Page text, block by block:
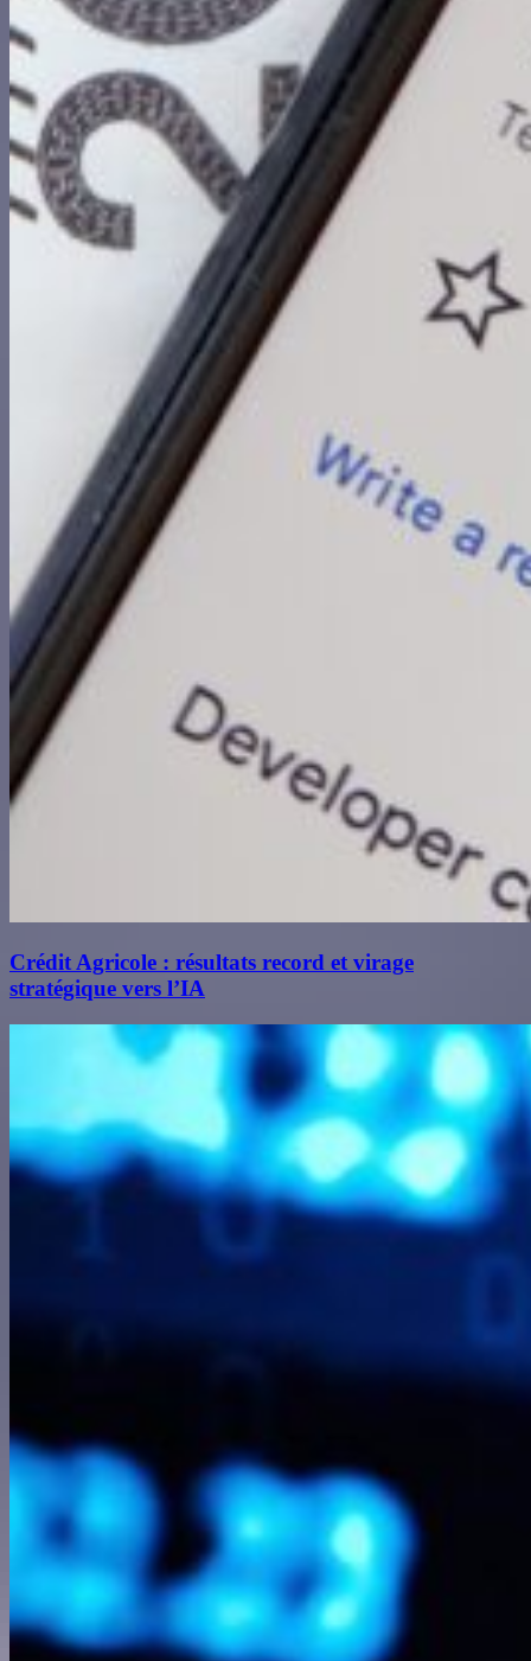
Crédit Agricole : résultats record et virage
stratégique vers l’IA